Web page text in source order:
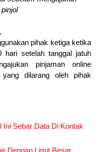
pihak ketiga ketika
hari setelah tanggal jatuh
pinjaman online
dilarang oleh pihak
Ini Sebar Data Di Kontak